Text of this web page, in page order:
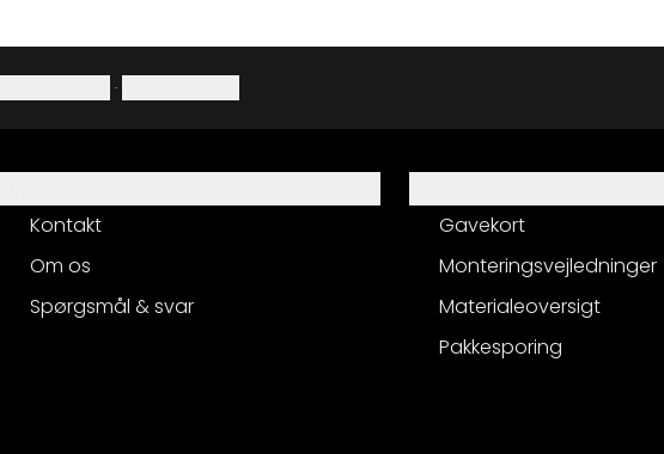
·
Kontakt
Om os
Spørgsmål & svar
Gavekort
Monteringsvejledninger
Materialeoversigt
Pakkesporing